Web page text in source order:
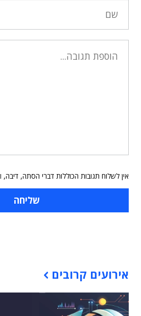
אין לשלוח תגובות הכוללות דברי הסתה,
אירועים קרובים